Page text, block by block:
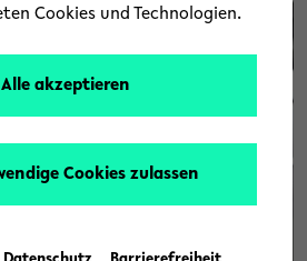
Cookies und Technologien.
Alle akzeptieren
Cookies zulassen